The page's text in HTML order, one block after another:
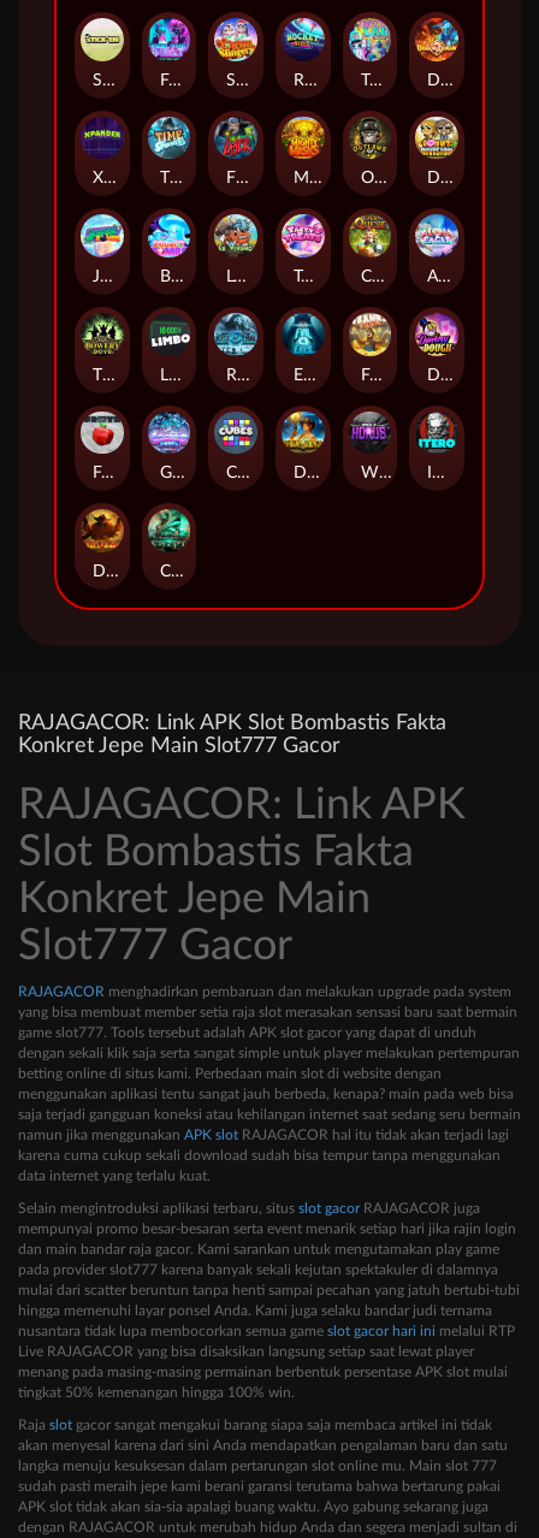
Stick'em Feel The Beat Snow Slingers Rocket Reels Twisted Lab Dragon’s Domain
Xpander Time Spinners Fire My Laser Mighty Masks Outlasw Inc Donut Division
Joker Bombs BOUNCY BOMBS Le Viking Tasty Treats Cash Quest Alpha Eagle
The Bowery Boys Limbo Rise of Ymir Evil Eyes Frank's Farm DONNY DOUGH
Frutz Gronk's Gems Cubes Dawn of Kings Wings of Horus ITERO
Duel at Dawn Cursed Crypt
RAJAGACOR: Link APK Slot Bombastis Fakta
Konkret Jepe Main Slot777 Gacor
RAJAGACOR: Link APK
Slot Bombastis Fakta
Konkret Jepe Main
Slot777 Gacor
RAJAGACOR menghadirkan pembaruan dan melakukan upgrade pada system
yang bisa membuat member setia raja slot merasakan sensasi baru saat bermain
game slot777. Tools tersebut adalah APK slot gacor yang dapat di unduh
dengan sekali klik saja serta sangat simple untuk player melakukan pertempuran
betting online di situs kami. Perbedaan main slot di website dengan
menggunakan aplikasi tentu sangat jauh berbeda, kenapa? main pada web bisa
saja terjadi gangguan koneksi atau kehilangan internet saat sedang seru bermain
namun jika menggunakan APK slot RAJAGACOR hal itu tidak akan terjadi lagi
karena cuma cukup sekali download sudah bisa tempur tanpa menggunakan
data internet yang terlalu kuat.
Selain mengintroduksi aplikasi terbaru, situs slot gacorRAJAGACOR juga
mempunyai promo besar-besaran serta event menarik setiap hari jika rajin login
dan main bandar raja gacor. Kami sarankan untuk mengutamakan play game
pada provider slot777 karena banyak sekali kejutan spektakuler di dalamnya
mulai dari scatter beruntun tanpa henti sampai pecahan yang jatuh bertubi-tubi
hingga memenuhi layar ponsel Anda. Kami juga selaku bandar judi ternama
nusantara tidak lupa membocorkan semua game slot gacor hari ini melalui RTP
Live RAJAGACOR yang bisa disaksikan langsung setiap saat lewat player
menang pada masing-masing permainan berbentuk persentase APK slot mulai
tingkat 50% kemenangan hingga 100% win.
Raja slot gacor sangat mengakui barang siapa saja membaca artikel ini tidak
akan menyesal karena dari sini Anda mendapatkan pengalaman baru dan satu
langka menuju kesuksesan dalam pertarungan slot online mu. Main slot 777
sudah pasti meraih jepe kami berani garansi terutama bahwa bertarung pakai
APK slot tidak akan sia-sia apalagi buang waktu. Ayo gabung sekarang juga
dengan RAJAGACOR untuk merubah hidup Anda dan segera menjadi sultan di